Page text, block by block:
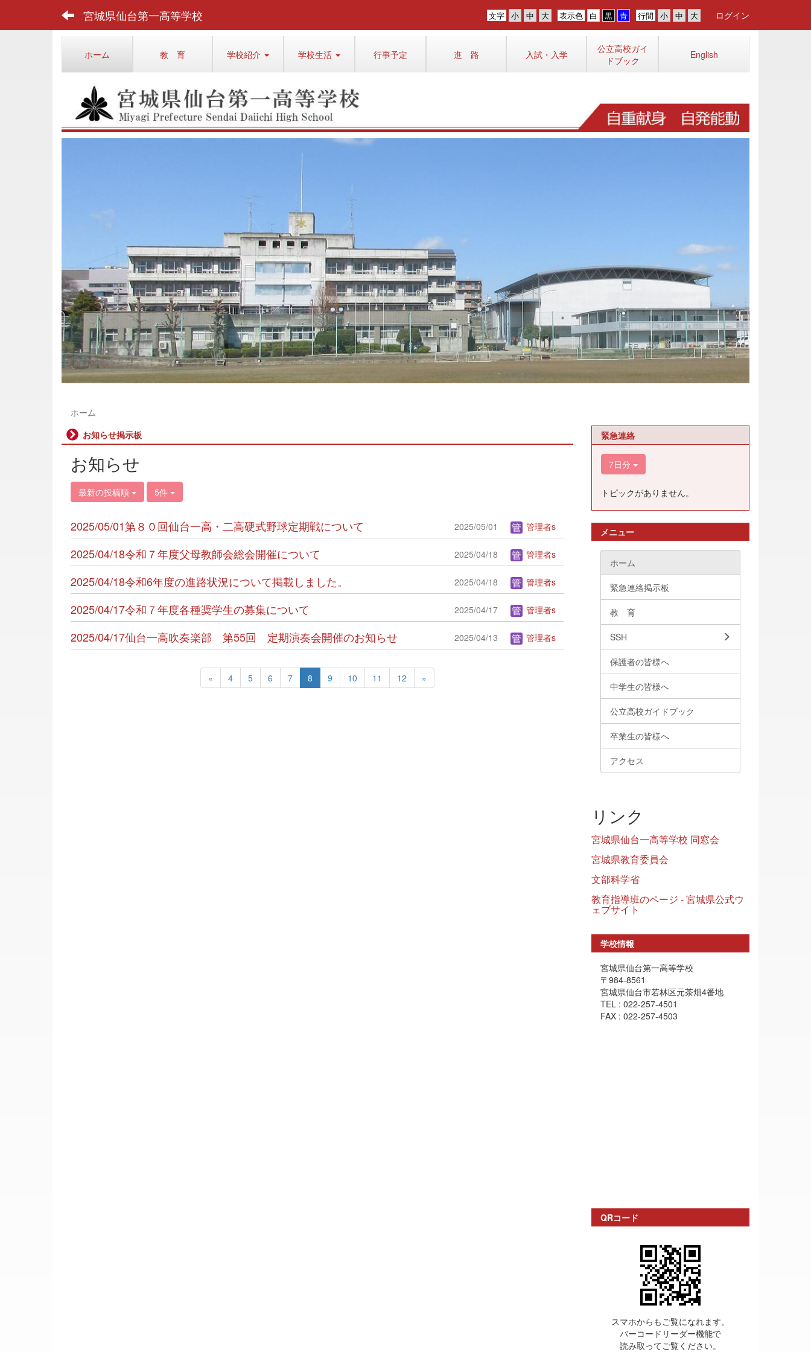
宮城県仙台第一高等学校 行間
表示色
文字 ログイン
ホーム 教 育 学校紹介 学校生活 行事予定 進 路 入試・入学
公立高校ガイ
ドブック
English
ホーム
お知らせ掲示板
お知らせ
最新の投稿順 5件
2025/05/01第８０回仙台一高・二高硬式野球定期戦について 2025/05/01 管理者s
2025/04/18令和７年度父母教師会総会開催について 2025/04/18 管理者s
2025/04/18令和6年度の進路状況について掲載しました。 2025/04/18 管理者s
2025/04/17令和７年度各種奨学生の募集について 2025/04/17 管理者s
2025/04/17仙台一高吹奏楽部 第55回 定期演奏会開催のお知らせ 2025/04/13 管理者s
« 4 5 6 7 8 9 10 11 12 »
緊急連絡
7日分
トピックがありません。
メニュー
ホーム
緊急連絡掲示板
教 育
SSH
保護者の皆様へ
中学生の皆様へ
公立高校ガイドブック
卒業生の皆様へ
アクセス
リンク
宮城県仙台一高等学校 同窓会
宮城県教育委員会
文部科学省
教育指導班のページ - 宮城県公式ウ
ェブサイト
学校情報
宮城県仙台第一高等学校
〒984-8561
宮城県仙台市若林区元茶畑4番地
TEL : 022-257-4501
FAX : 022-257-4503
QRコード
スマホからもご覧になれます。
バーコードリーダー機能で
読み取ってご覧ください。